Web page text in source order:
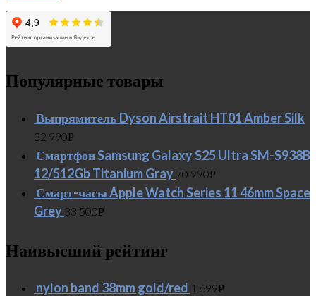
Популярные товары
Выпрямитель Dyson Airstrait HT01 Amber Silk
32 990Р
Смартфон Samsung Galaxy S25 Ultra SM-S938B
12/512Gb Titanium Gray 70 990Р
Смарт-часы Apple Watch Series 11 46mm Space
Grey 33 500Р
Наивысший рейтинг
nylon band 38mm gold/red 1 699Р